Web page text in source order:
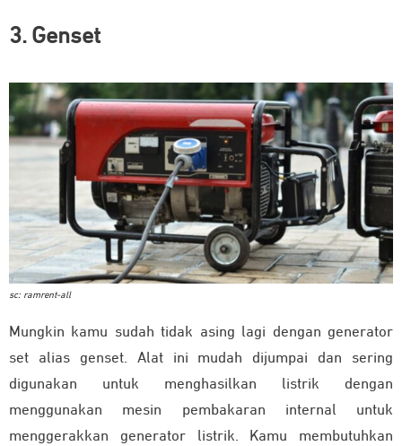
3. Genset
sc: ramrent-all
Mungkin kamu sudah tidak asing lagi dengan generator
set alias genset. Alat ini mudah dijumpai dan sering
digunakan untuk menghasilkan listrik dengan
menggunakan mesin pembakaran internal untuk
menggerakkan generator listrik. Kamu membutuhkan